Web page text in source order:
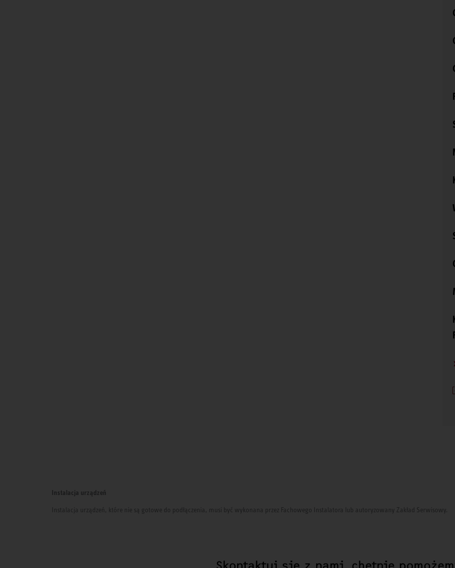
Instalacja urządzeń
Instalacja urządzeń, które nie są gotowe do podłączenia, musi być wykonana przez Fachowego Instalatora lub autoryzowany Zakład Serwisowy.